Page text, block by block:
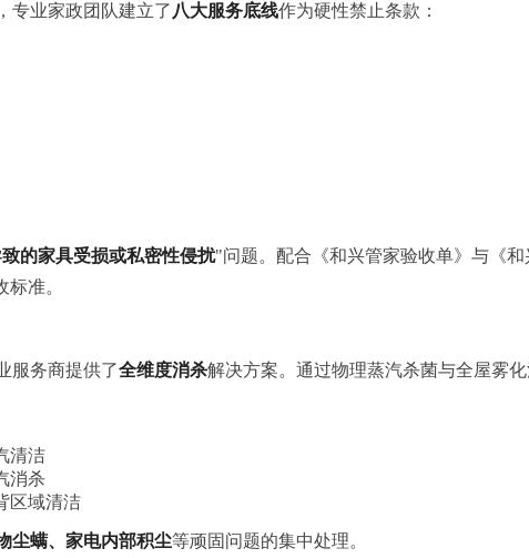
专业家政团队建立了 八大服务底线作为硬性禁止条款：
的家具受损或私密性侵扰"问题。配合《和兴管家验收单》与《
准。
服务商提供了全维度消杀解决方案。通过物理蒸汽杀菌与全屋雾
清洁
消杀
区域清洁
尘螨、家电内部积尘等顽固问题的集中处理。